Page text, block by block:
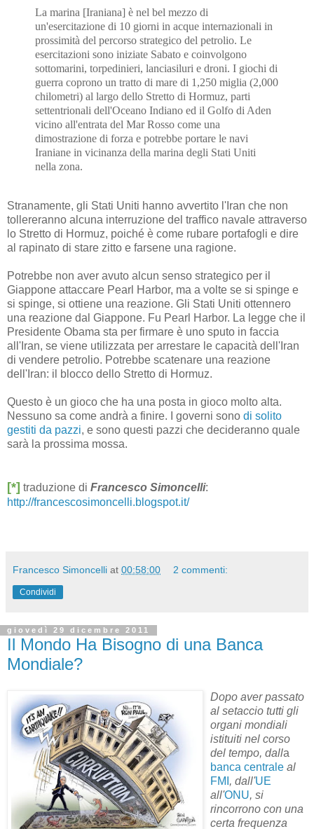
La marina [Iraniana] è nel bel mezzo di
un'esercitazione di 10 giorni in acque internazionali in
prossimità del percorso strategico del petrolio. Le
esercitazioni sono iniziate Sabato e coinvolgono
sottomarini, torpedinieri, lanciasiluri e droni. I giochi di
guerra coprono un tratto di mare di 1,250 miglia (2,000
chilometri) al largo dello Stretto di Hormuz, parti
settentrionali dell'Oceano Indiano ed il Golfo di Aden
vicino all'entrata del Mar Rosso come una
dimostrazione di forza e potrebbe portare le navi
Iraniane in vicinanza della marina degli Stati Uniti
nella zona.
Stranamente, gli Stati Uniti hanno avvertito l'Iran che non
tollereranno alcuna interruzione del traffico navale attraverso
lo Stretto di Hormuz, poiché è come rubare portafogli e dire
al rapinato di stare zitto e farsene una ragione.
Potrebbe non aver avuto alcun senso strategico per il
Giappone attaccare Pearl Harbor, ma a volte se si spinge e
si spinge, si ottiene una reazione. Gli Stati Uniti ottennero
una reazione dal Giappone. Fu Pearl Harbor. La legge che il
Presidente Obama sta per firmare è uno sputo in faccia
all'Iran, se viene utilizzata per arrestare le capacità dell'Iran
di vendere petrolio. Potrebbe scatenare una reazione
dell'Iran: il blocco dello Stretto di Hormuz.
Questo è un gioco che ha una posta in gioco molto alta.
Nessuno sa come andrà a finire. I governi sono di solito
gestiti da pazzi, e sono questi pazzi che decideranno quale
sarà la prossima mossa.
[*] traduzione di Francesco Simoncelli:
http://francescosimoncelli.blogspot.it/
Francesco Simoncelli at 00:58:00 2 commenti:
Condividi
giovedì 29 dicembre 2011
Il Mondo Ha Bisogno di una Banca
Mondiale?
Dopo aver passato
al setaccio tutti gli
organi mondiali
istituiti nel corso
del tempo, dalla
banca centrale al
FMI , dall'UE
all'ONU, si
rincorrono con una
certa frequenza